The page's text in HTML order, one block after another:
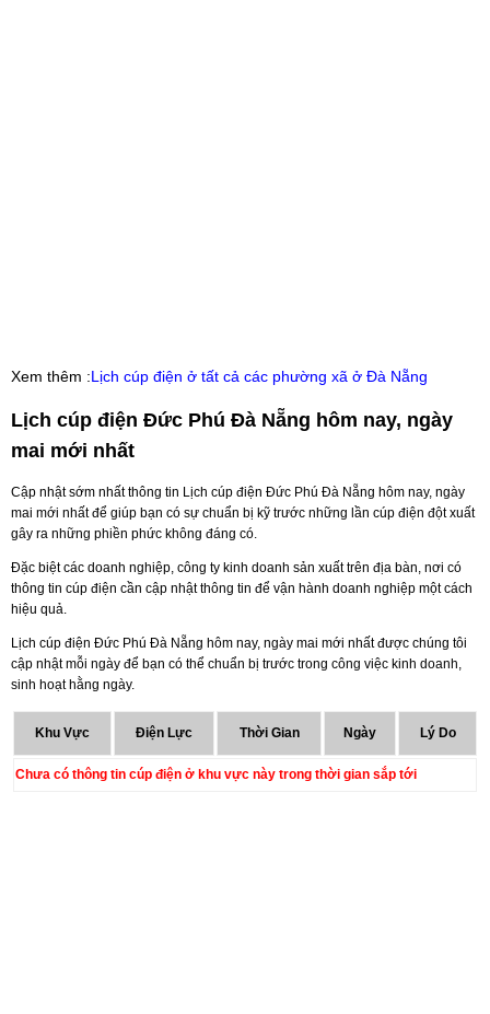
Xem thêm :Lịch cúp điện ở tất cả các phường xã ở Đà Nẵng
Lịch cúp điện Đức Phú Đà Nẵng hôm nay, ngày
mai mới nhất
Cập nhật sớm nhất thông tin Lịch cúp điện Đức Phú Đà Nẵng hôm nay, ngày
mai mới nhất để giúp bạn có sự chuẩn bị kỹ trước những lần cúp điện đột xuất
gây ra những phiền phức không đáng có.
Đặc biệt các doanh nghiệp, công ty kinh doanh sản xuất trên địa bàn, nơi có
thông tin cúp điện cần cập nhật thông tin để vận hành doanh nghiệp một cách
hiệu quả.
Lịch cúp điện Đức Phú Đà Nẵng hôm nay, ngày mai mới nhất được chúng tôi
cập nhật mỗi ngày để bạn có thể chuẩn bị trước trong công việc kinh doanh,
sinh hoạt hằng ngày.
Khu Vực Điện Lực Thời Gian Ngày Lý Do
Chưa có thông tin cúp điện ở khu vực này trong thời gian sắp tới